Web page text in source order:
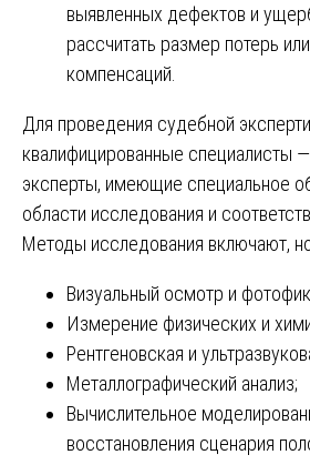
выявленных дефектов и
рассчитать размер потерь
компенсаций.
Для проведения судебной
квалифицированные специалисты
эксперты, имеющие специальное
области исследования и
Методы исследования включают,
Визуальный осмотр и
Измерение физических и
Рентгеновская и
Металлографический анализ;
Вычислительное
восстановления сценария